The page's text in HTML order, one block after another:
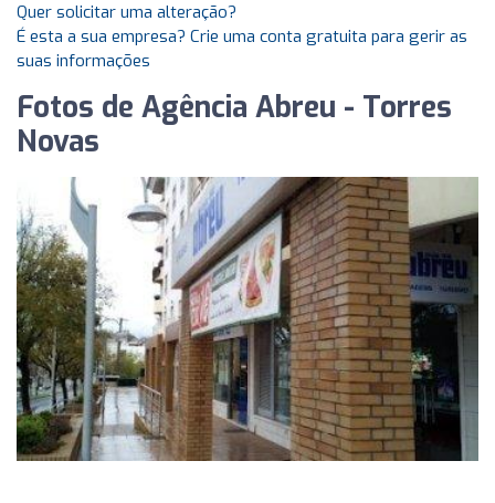
Quer solicitar uma alteração?
É esta a sua empresa? Crie uma conta gratuita para gerir as
suas informações
Fotos de Agência Abreu - Torres
Novas